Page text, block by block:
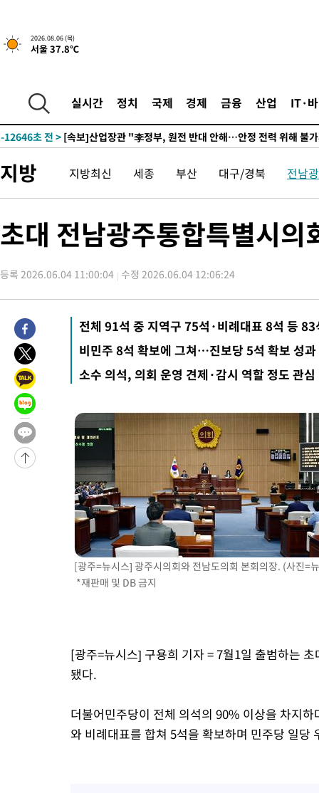
2026.08.06 (목)
서울 37.8℃
실시간 정치 국제 경제 금융 산업 IT·
-26865초 전 >"여기 떨어졌다"…다누리, 스페이스X 로켓 달 충돌 흔적 포착
-23910초 전 > 손흥민, 5경기 연속골 실패…LAFC는 승부차기 끝 과달라하라
-16148초 전 >
트럼프, 한국계 진보 주지사 후보 맹공…"공산주의가 최대 위
-16126초 전 >
-12646초 전 > [속보]산업장관 "李정부, 원전 반대 안해…안정 전력 위해 불
색
-10730초 전 >
[속보]산업장관 "美무역법 제301조 과잉생산 결과 발표 8월
-10523초 전 >[속보]코스피 매도사이드카 발동…4%대 급락
-7356초 전 > 서울 열대야 15일째 지속…비공식 '초열대야' 30도 넘어
-5906초 전 >[속보]코스피, 119.51포인트(1.81%) 내린 6478.75 개장
-2353초 전 >6월 경상수지 497.3억 달러…두 달 연속 사상 최대
-2304초 전 >
서울 낮 39도 '폭염중대경보'…40도 관측 가능성도
5분 전 >미 워싱턴주 스포캔 시의 통제불능 3개 산불, 방화선 일부 구축
2시간 전 >
[속보] 호르무즈 해협 이란-오만 협상 기대속 뉴욕증시 혼조 마감
0.49%↑
-29491초 전 >
[속보]코스닥, 800p 회복…0.26% 오른 801.67 마감
-29421초 전 >
-29286초 전 >
[속보]원·달러 환율, 0.7원 내린 1423.8원 마감
-26885초 전 >
"여기 떨어졌다"…다누리, 스페이스X 로켓 달 충돌 흔적 포착
-23930초 전 >
손흥민, 5경기 연속골 실패…LAFC는 승부차기 끝 과달라하라
내일까지 39도 '펄펄'…기상청 "태풍 지나며 폭염 잠시 꺾인
트럼프, 한국계 진보 주지사 후보 맹공…"공산주의가 최대 위
"美간섭에 합의 지연"…트럼프, '이란 호르무즈 통제권' 수용
[속보]산업장관 "李정부, 원전 반대 안해…안정 전력 위해 불
[속보]경찰, '홍명보 선임 논란' 대한축구협회·축구회관 등 압
[속보]산업장관 "美무역법 제301조 과잉생산 결과 발표 8월
[속보]코스닥, 2.15포인트(0.27%) 내린 797.44 출발
[속보]코스피, 119.51포인트(1.81%) 내린 6478.75 개장
서울 낮 39도 '폭염중대경보'…40도 관측 가능성도
미 워싱턴주 스포캔 시의 통제불능 3개 산불, 방화선 일부 구축
지방 지방최신 세종 부산 대구/경북 전남
초대 전남광주통합특별시
등록 2026.06.04 11:00:04 수정 2026.06.04 12:06:24
전체 91석 중 지역구 75석·비례대표 8석 등 83
비민주 8석 확보에 그쳐…진보당 5석 확보 성과
소수 의석, 의회 운영 견제·감시 역할 정도 관심
[광주=뉴시스] 광주시의회와 전남도의회 본회의장. (사진=
*재판매 및 DB 금지
[광주=뉴시스] 구용희 기자 = 7월1일 출범하는
됐다.
더불어민주당이 전체 의석의 90% 이상을 차지
와 비례대표를 합쳐 5석을 확보하며 민주당 일당